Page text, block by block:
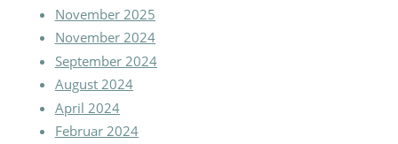
November 2025
November 2024
September 2024
August 2024
April 2024
Februar 2024